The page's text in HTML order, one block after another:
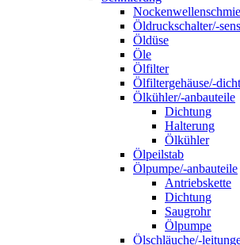
Öldruckschalter/-
Öldüse
Öle
Ölfilter
Ölfiltergehäuse/-
Ölkühler/-anbauteile
Dichtung
Halterung
Ölkühler
Ölpeilstab
Ölpumpe/-anbauteile
Antriebskette
Dichtung
Saugrohr
Ölpumpe
Ölschläuche/-